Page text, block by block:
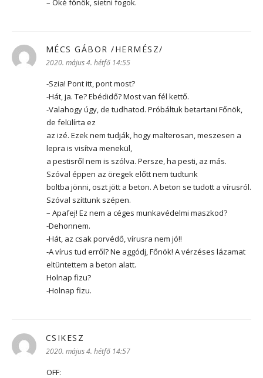
– Oké főnök, sietni fogok.
MÉCS GÁBOR /HERMÉSZ/
2020. május 4. hétfő 14:55
-Szia! Pont itt, pont most?
-Hát, ja. Te? Ebédidő? Most van fél kettő.
-Valahogy úgy, de tudhatod. Próbáltuk betartani Főnök,
de felülírta ez
az izé. Ezek nem tudják, hogy malterosan, meszesen a
lepra is visítva menekül,
a pestisről nem is szólva. Persze, ha pesti, az más.
Szóval éppen az öregek előtt nem tudtunk
boltba jönni, oszt jött a beton. A beton se tudott a vírusról.
Szóval szíttunk szépen.
– Apafej! Ez nem a céges munkavédelmi maszkod?
-Dehonnem.
-Hát, az csak porvédő, vírusra nem jó!!
-A vírus tud erről? Ne aggódj, Főnök! A vérzéses lázamat
eltüntettem a beton alatt.
Holnap fizu?
-Holnap fizu.
CSIKESZ
2020. május 4. hétfő 14:57
OFF: